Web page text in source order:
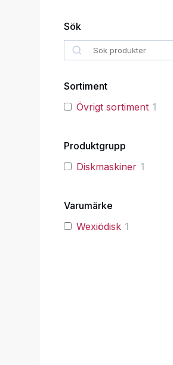
Sök
Search
Sortiment
Övrigt sortiment 1
Produktgrupp
Diskmaskiner 1
Varumärke
Wexiödisk 1